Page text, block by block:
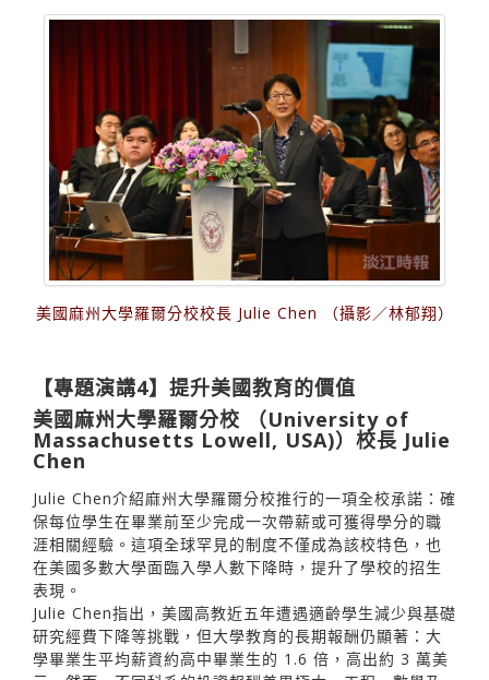
美國麻州大學羅爾分校校長 Julie Chen （攝影／林郁翔）
【專題演講4】提升美國教育的價值
美國麻州大學羅爾分校 （University of
Massachusetts Lowell, USA)）校長 Julie
Chen
Julie Chen介紹麻州大學羅爾分校推行的一項全校承諾：確
保每位學生在畢業前至少完成一次帶薪或可獲得學分的職
涯相關經驗。這項全球罕見的制度不僅成為該校特色，也
在美國多數大學面臨入學人數下降時，提升了學校的招生
表現。
Julie Chen指出，美國高教近五年遭遇適齡學生減少與基礎
研究經費下降等挑戰，但大學教育的長期報酬仍顯著：大
學畢業生平均薪資約高中畢業生的 1.6 倍，高出約 3 萬美